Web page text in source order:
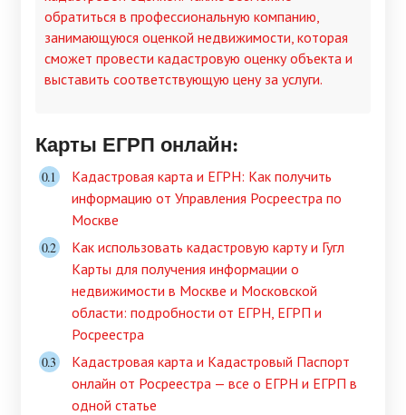
обратиться в профессиональную компанию,
занимающуюся оценкой недвижимости, которая
сможет провести кадастровую оценку объекта и
выставить соответствующую цену за услуги.
Карты ЕГРП онлайн:
Кадастровая карта и ЕГРН: Как получить
информацию от Управления Росреестра по
Москве
Как использовать кадастровую карту и Гугл
Карты для получения информации о
недвижимости в Москве и Московской
области: подробности от ЕГРН, ЕГРП и
Росреестра
Кадастровая карта и Кадастровый Паспорт
онлайн от Росреестра — все о ЕГРН и ЕГРП в
одной статье